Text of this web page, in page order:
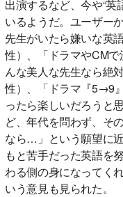
出演するなど、今や“英
いるようだ。ユーザー
先生がいたら嫌いな英
性）、「ドラマやCM
んな美人な先生なら絶
性）、「ドラマ『5→9
ったら楽しいだろうと
ど、年代を問わず、そ
なら…」という願望に
もと苦手だった英語を
わる側の身になってく
いう意見も見られた。